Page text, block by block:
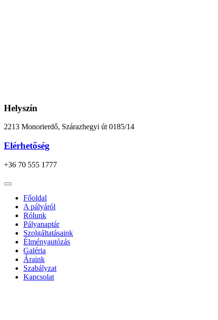
Helyszín
2213 Monorierdő, Szárazhegyi út 0185/14
Elérhetőség
+36 70 555 1777
Főoldal
A pályáról
Rólunk
Pályanaptár
Szolgáltatásaink
Élményautózás
Galéria
Áraink
Szabályzat
Kapcsolat